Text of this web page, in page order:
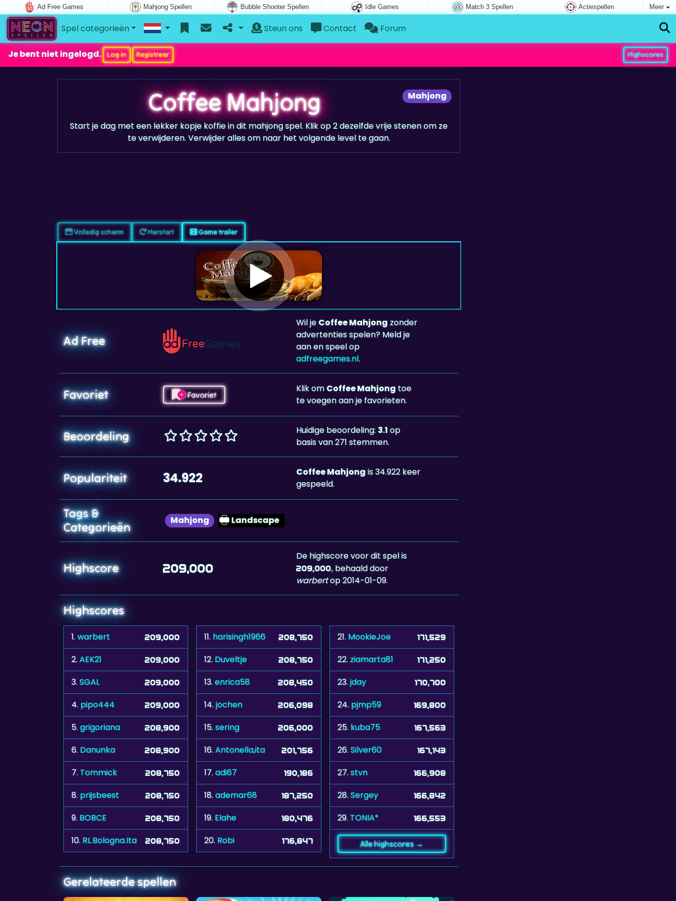
Ad Free Games Mahjong Spellen Bubble Shooter Spellen Idle Games Match 3 Spellen Actiespellen Meer
Spel categorieën Steun ons Contact Forum
Je bent niet ingelogd. Log in Registreer Highscores
Mahjong
Coffee Mahjong
Start je dag met een lekker kopje koffie in dit mahjong spel. Klik op 2 dezelfde vrije stenen om ze
te verwijderen. Verwijder alles om naar het volgende level te gaan.
Volledig scherm Herstart Game trailer
Ad Free
Wil jeCoffee Mahjongzonder
advertenties spelen? Meld je
aan en speel op
adfreegames.nl.
Favoriet Favoriet
Klik omCoffee Mahjongtoe
te voegen aan je favorieten.
Beoordeling Huidige beoordeling: 3.1op
basis van 271 stemmen.
Populariteit 34.922 Coffee Mahjongis 34.922 keer
gespeeld.
Tags &
Categorieën
Mahjong Landscape
Highscore 209,000
De highscore voor dit spel is
209,000, behaald door
warbertop 2014-01-09.
Highscores
1.warbert 209,000
2.AEK21 209,000
3.SGAL 209,000
4. pipo444 209,000
5.grigoriana 208,900
6. Danunka 208,900
7. Tommick 208,750
8. prijsbeest 208,750
9. BOBCE 208,750
10. RL.Bologna.Ita 208,750
11. harisingh1966 208,750
12. Duveltje 208,750
13.enrica58 208,450
14.jochen 206,098
15.sering 206,000
16.Antonella,ita 201,756
17.adi67 190,186
18.ademar68 187,250
19. Elahe 180,476
20. Robi 176,847
21. MookieJoe 171,529
22.ziamarta81 171,250
23.jday 170,700
24. pjmp59 169,800
25. kuba75 167,563
26.Silver60 167,143
27.stvn 166,908
28.Sergey 166,842
29. TONIA* 166,553
Alle highscores →
Gerelateerde spellen